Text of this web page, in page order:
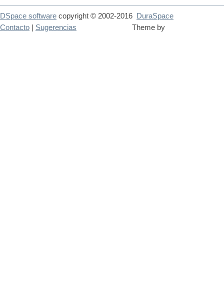
DSpace software copyright © 2002-2016
DuraSpace
Theme by
Contacto Sugerencias